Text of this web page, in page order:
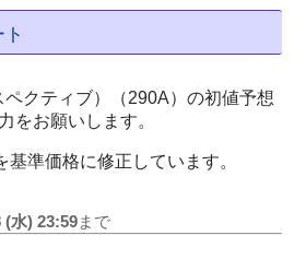
クティブ）（290A）の初値予想
をお願いします。
準価格に修正しています。
(水) 23:59まで